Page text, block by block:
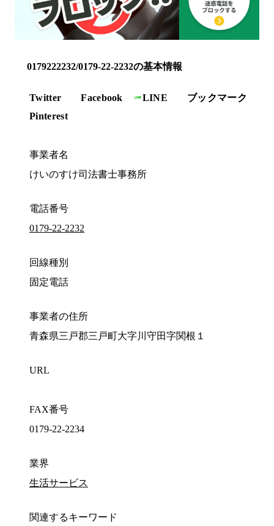
0179222232/0179-22-2232の基本情報
Twitter Facebook LINE
ブックマーク
Pinterest
事業者名
けいのすけ司法書士事務所
電話番号
0179-22-2232
回線種別
固定電話
事業者の住所
青森県三戸郡三戸町大字川守田字関根１
URL
FAX番号
0179-22-2234
業界
生活サービス
関連するキーワード